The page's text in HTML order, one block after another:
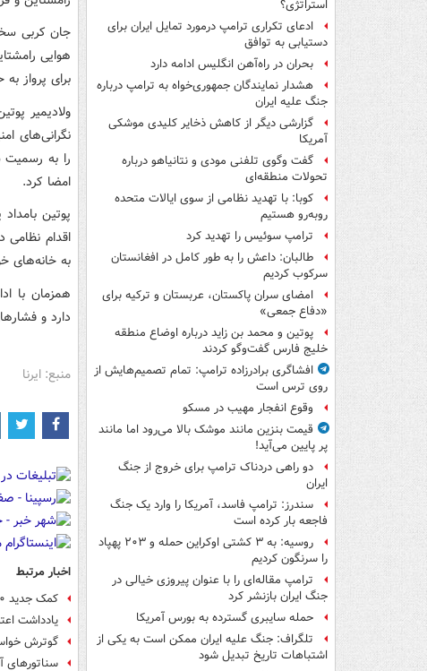
استراتژی؟
ادعای تکراری ترامپ درمورد تمایل ایران برای
دستیابی به توافق
بحران در راه‌آهن انگلیس ادامه دارد
هشدار نمایندگان جمهوری‌خواه به ترامپ درباره
جنگ علیه ایران
گزارشی دیگر از کاهش ذخایر کلیدی موشکی
آمریکا
گفت وگوی تلفنی مودی و نتانیاهو درباره
تحولات منطقه‌ای
کوبا: با تهدید نظامی از سوی ایالات متحده
روبه‌رو هستیم
ترامپ سوئیس را تهدید کرد
طالبان: داعش را به طور کامل در افغانستان
سرکوب کردیم
امضای سران پاکستان، عربستان و ترکیه برای
«دفاع جمعی»
پوتین و محمد بن زاید درباره اوضاع منطقه
خلیج فارس گفت‌وگو کردند
افشاگری برادرزاده ترامپ: تمام تصمیم‌هایش از
روی ترس است
وقوع انفجار مهیب در مسکو
قیمت بنزین مانند موشک بالا می‌رود اما مانند
پر پایین می‌آید!
دو راهی دردناک ترامپ برای خروج از جنگ
ایران
سندرز: ترامپ فاسد، آمریکا را وارد یک جنگ
فاجعه بار کرده است
روسیه: به ۳ کشتی اوکراین حمله و ۲۰۳ پهپاد
را سرنگون کردیم
ترامپ مقاله‌ای را با عنوان پیروزی خیالی در
جنگ ایران بازنشر کرد
حمله سایبری گسترده به بورس آمریکا
تلگراف: جنگ علیه ایران ممکن است به یکی از
اشتباهات تاریخ تبدیل شود
جان کربی
هوایی
برای پرواز
نگرانی‌های
را به رسمیت
امضا کرد.
اقدام نظامی
به خانه‌های
همزمان با
دارد و
منبع: ایرنا
اخبار مرتبط
کمک جدید ۸۰۰میلیون دلاری آمریکا به اوکراین
یادداشت
گوترش
سناتورهای